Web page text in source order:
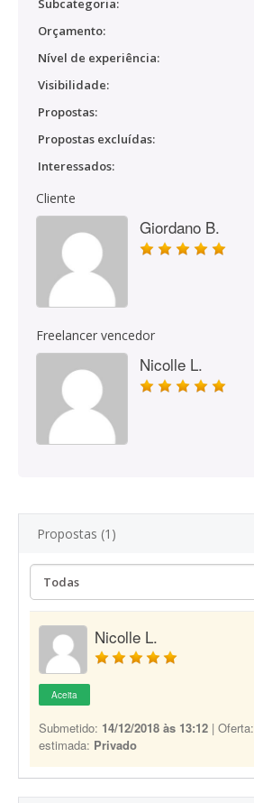
Subcategoria:
Orçamento:
Nível de experiência:
Visibilidade:
Propostas:
Propostas excluídas:
Interessados:
Cliente
Giordano B.
Freelancer vencedor
Nicolle L.
Propostas (1)
Nicolle L.
Aceita
Submetido: 14/12/2018 às 13:12 | Oferta:
estimada: Privado